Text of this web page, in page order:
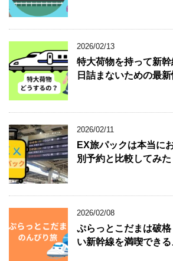
2026/02/13
特大荷物を持って新
日詰まないための最
2026/02/11
EX旅パックは本当に
別予約と比較してみた
2026/02/08
ぷらっとこだまは破
い新幹線を満喫できる